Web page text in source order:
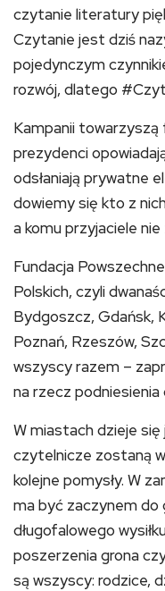
czytanie literatury
Czytanie jest dziś
pojedynczym
rozwój, dlatego
Kampanii
prezydenci
odsłaniają prywatne
dowiemy się kto z
a komu przyjaciele nie
Fundacja
Polskich, czyli
Bydgoszcz, Gdańsk,
Poznań, Rzeszów,
wszyscy razem –
na rzecz
W miastach dzieje się
czytelnicze zostaną
kolejne pomysły. W
ma być zaczynem
długofalowego
poszerzenia grona
są wszyscy: rodzice,